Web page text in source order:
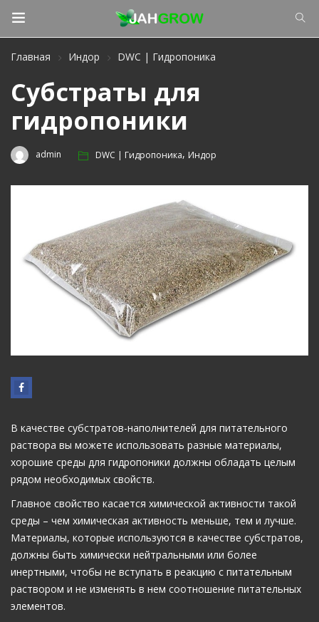
Главная Индор DWC | Гидропоника
Субстраты для
гидропоники
admin DWC | Гидропоника, Индор
В качестве субстратов-наполнителей для питательного
раствора вы можете использовать разные материалы,
хорошие среды для гидропоники должны обладать целым
рядом необходимых свойств.
Главное свойство касается химической активности такой
среды – чем химическая активность меньше, тем и лучше.
Материалы, которые используются в качестве субстратов,
должны быть химически нейтральными или более
инертными, чтобы не вступать в реакцию с питательным
раствором и не изменять в нем соотношение питательных
элементов.